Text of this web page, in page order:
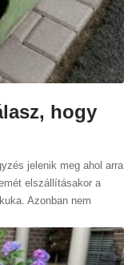
hogy
jelenik meg ahol arra
elszállításakor a
Azonban nem